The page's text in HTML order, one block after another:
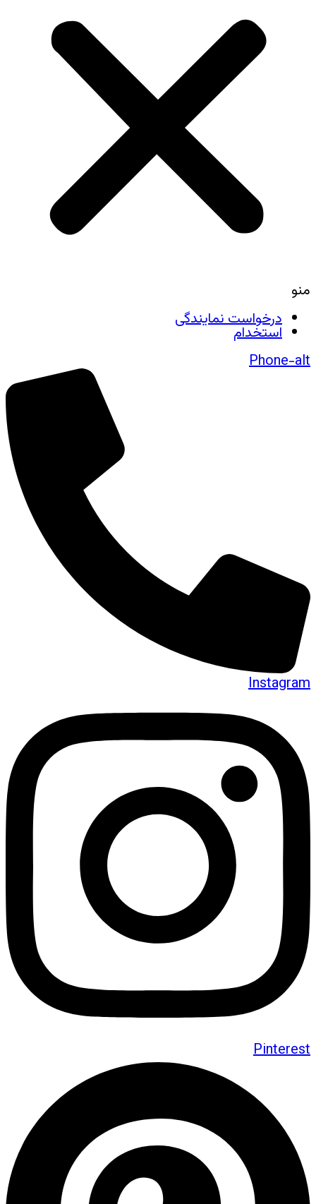
منو
درخواست نمایندگی
استخدام
Phone-alt
Instagram
Pinterest